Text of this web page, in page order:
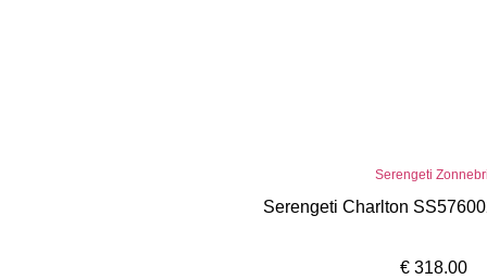
Serengeti
Serengeti Charlton
€ 318.00